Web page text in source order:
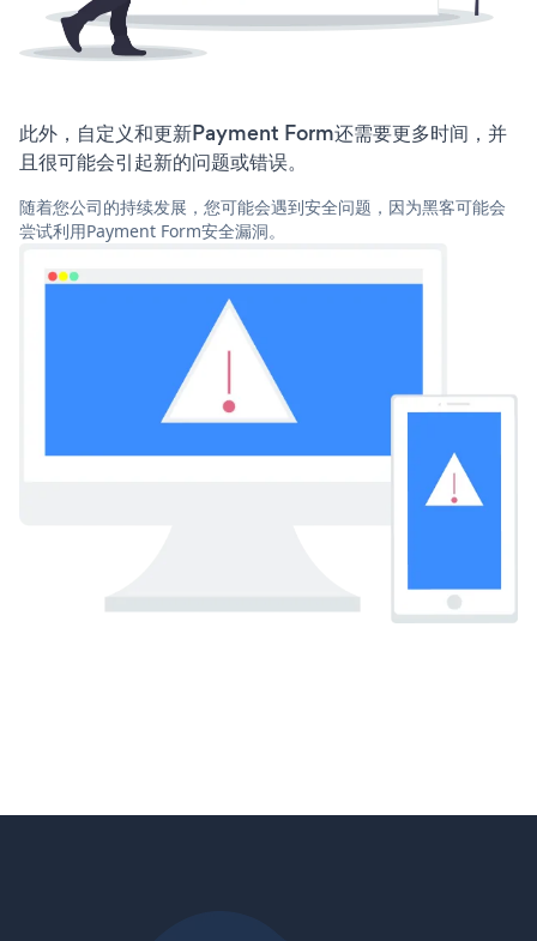
此外，自定义和更新Payment Form还需要更多时间，并
且很可能会引起新的问题或错误。
随着您公司的持续发展，您可能会遇到安全问题，因为黑客可能会
尝试利用Payment Form安全漏洞。